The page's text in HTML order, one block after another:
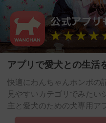
アプリで愛犬との生活
快適にわんちゃんホンポの
見やすいカテゴリでみたい
主と愛犬のための犬専用ア